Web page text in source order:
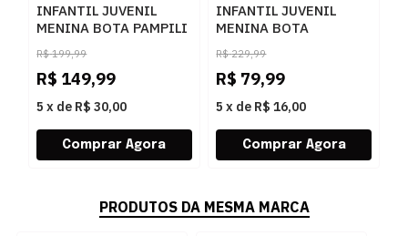
INFANTIL JUVENIL
MENINA BOTA PAMPILI
COTURNO BA
681050000 080PRETO
R$ 199,99
R$ 149,99
5 x de R$ 30,00
INFANTIL JUVENIL
MENINA BOTA
PINKCATS COTURNO
V6393
R$ 229,99
R$ 79,99
5 x de R$ 16,00
PRODUTOS DA MESMA MARCA